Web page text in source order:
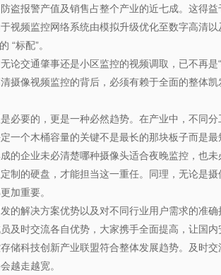
报警产值及销售占整个产业的近七成。这得
视频监控网络系统由模拟升级优化至数字高清
“标配”。
交通肇事还是小区监控的视频调取，已不再是
摄像视频监控的背后，必须有赖于全面的整体
要的，更是一种必然趋势。在产业中，不同
一个木桶容量的关键不是最长的那块板子而是
企业未必清楚哪种摄像头适合夜晚监控，也
制的硬盘，才能担当这一重任。同理，无论是
加重要。
解决方案优势以及对不同行业用户需求的准
及时交流各自优势，大家携手全面提高，让国内
科技创新产业联盟符合整体发展趋势。及时
越走越宽。